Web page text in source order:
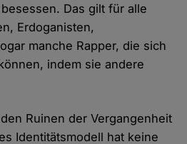
Das gilt für alle
Erdoganisten,
manche Rapper, die sich
indem sie andere
Ruinen der Vergangenheit
Identitätsmodell hat keine